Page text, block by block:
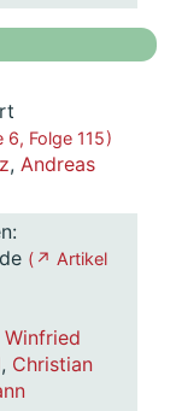
Folge 115 )
, Andreas
( ↗ Artikel
Winfried
, Christian